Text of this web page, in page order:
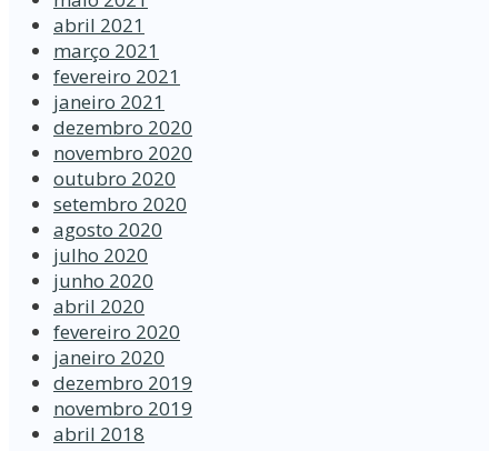
abril 2021
março 2021
fevereiro 2021
janeiro 2021
dezembro 2020
novembro 2020
outubro 2020
setembro 2020
agosto 2020
julho 2020
junho 2020
abril 2020
fevereiro 2020
janeiro 2020
dezembro 2019
novembro 2019
abril 2018